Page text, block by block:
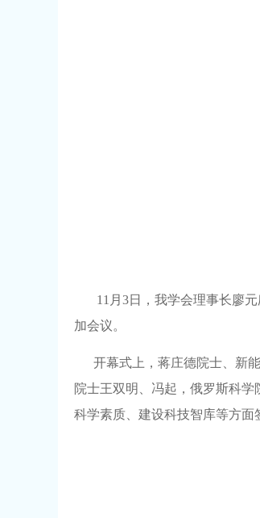
11月3日，我学会理事长廖
加会议。
开幕式上，蒋庄德院士、新
院士王双明、冯起，俄罗斯科
科学素质、建设科技智库等方面